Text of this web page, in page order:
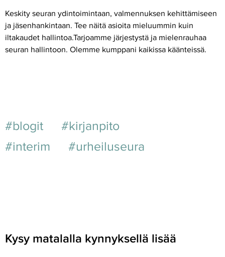
Keskity seuran ydintoimintaan, valmennuksen kehittämiseen
ja jäsenhankintaan. Tee näitä asioita mieluummin kuin
iltakaudet hallintoa.Tarjoamme järjestystä ja mielenrauhaa
seuran hallintoon. Olemme kumppani kaikissa käänteissä.
#blogit
#kirjanpito
#interim
#urheiluseura
Kysy matalalla kynnyksellä lisää